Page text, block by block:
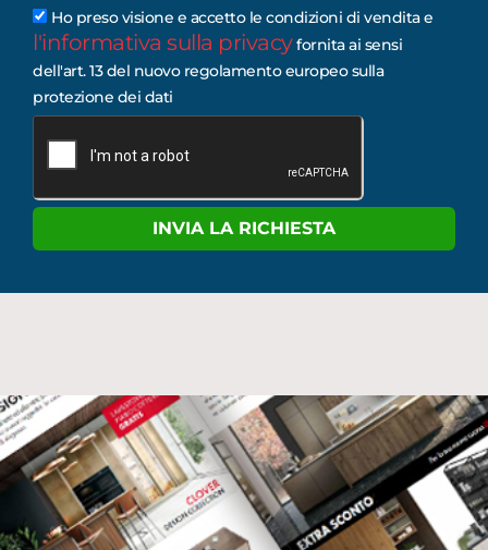
Ho preso visione e accetto le condizioni di vendita e
l'informativa sulla privacyfornita ai sensi
dell'art. 13 del nuovo regolamento europeo sulla
protezione dei dati
INVIA LA RICHIESTA